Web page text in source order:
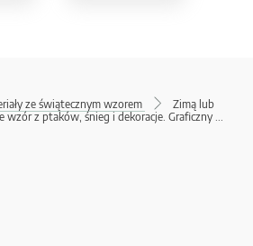
ze świątecznym wzorem
Zimą lub
wzór z ptaków, śnieg i dekoracje. Graficzny ...